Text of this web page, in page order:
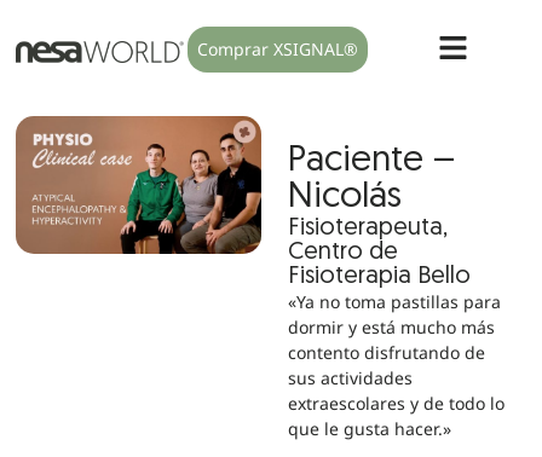
Comprar XSIGNAL®
Paciente –
Nicolás
Fisioterapeuta,
Centro de
Fisioterapia Bello
«Ya no toma pastillas para
dormir y está mucho más
contento disfrutando de
sus actividades
extraescolares y de todo lo
que le gusta hacer.»